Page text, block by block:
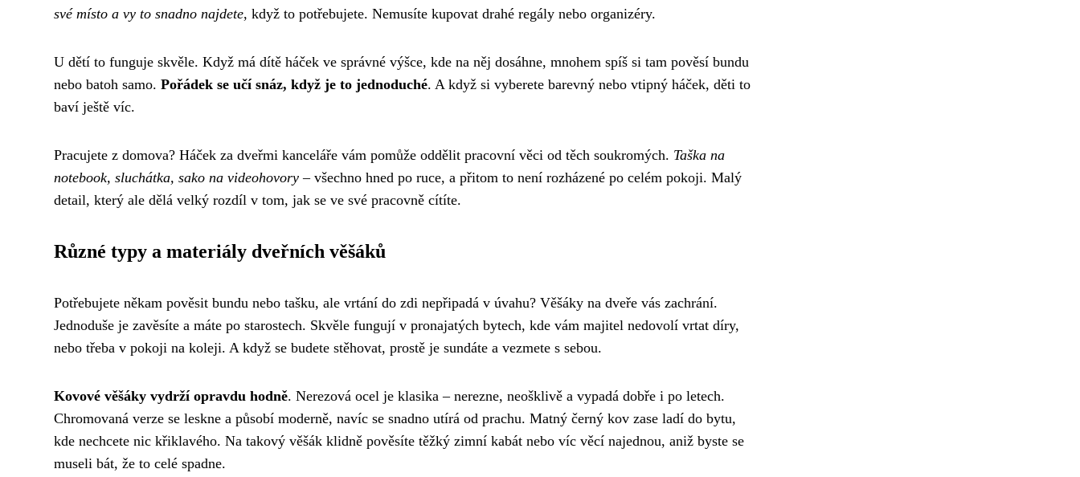
své místo a vy to snadno najdete, když to potřebujete. Nemusíte kupovat drahé regály nebo organizéry.
U dětí to funguje skvěle. Když má dítě háček ve správné výšce, kde na něj dosáhne, mnohem spíš si tam pověsí bundu
nebo batoh samo. Pořádek se učí snáz, když je to jednoduché. A když si vyberete barevný nebo vtipný háček, děti to
baví ještě víc.
Pracujete z domova? Háček za dveřmi kanceláře vám pomůže oddělit pracovní věci od těch soukromých. Taška na
notebook, sluchátka, sako na videohovory – všechno hned po ruce, a přitom to není rozházené po celém pokoji. Malý
detail, který ale dělá velký rozdíl v tom, jak se ve své pracovně cítíte.
Různé typy a materiály dveřních věšáků
Potřebujete někam pověsit bundu nebo tašku, ale vrtání do zdi nepřipadá v úvahu? Věšáky na dveře vás zachrání.
Jednoduše je zavěsíte a máte po starostech. Skvěle fungují v pronajatých bytech, kde vám majitel nedovolí vrtat díry,
nebo třeba v pokoji na koleji. A když se budete stěhovat, prostě je sundáte a vezmete s sebou.
Kovové věšáky vydrží opravdu hodně. Nerezová ocel je klasika – nerezne, neošklivě a vypadá dobře i po letech.
Chromovaná verze se leskne a působí moderně, navíc se snadno utírá od prachu. Matný černý kov zase ladí do bytu,
kde nechcete nic křiklavého. Na takový věšák klidně pověsíte těžký zimní kabát nebo víc věcí najednou, aniž byste se
museli bát, že to celé spadne.